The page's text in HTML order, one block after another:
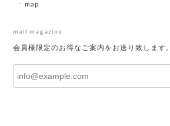
map
mail magazine
会員様限定のお得なご案内をお送り致します。